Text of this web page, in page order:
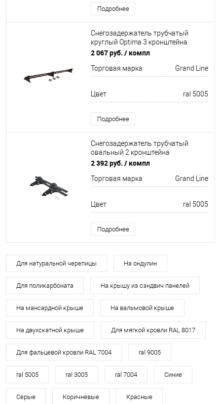
Подробнее
Снегозадержатель трубчатый
круглый Optima 3 кронштейна
Неоцинков+порошковый окрас
2 067 руб. / компл
Торговая марка Grand Line
Цвет ral 5005
Подробнее
Снегозадержатель трубчатый
овальный 2 кронштейна
Оцинков+порошковый окрас
2 392 руб. / компл
Торговая марка Grand Line
Цвет ral 5005
Подробнее
Для натуральной черепицы На ондулин
Для поликарбоната На крышу из сэндвич панелей
На мансардной крыше На вальмовой крыше
На двухскатной крыше Для мягкой кровли RAL 8017
Для фальцевой кровли RAL 7004 ral 9005
ral 5005 ral 3005 ral 7004 Синие
Серые Коричневые Красные